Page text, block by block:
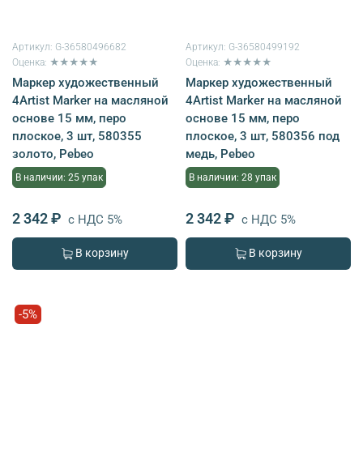
Артикул: G-36580496682
Оценка: ★★★★★
Маркер художественный
4Artist Marker на масляной
основе 15 мм, перо
плоское, 3 шт, 580355
золото, Pebeo
В наличии: 25 упак
2 342 ₽ с НДС 5%
В корзину
Артикул: G-36580499192
Оценка: ★★★★★
Маркер художественный
4Artist Marker на масляной
основе 15 мм, перо
плоское, 3 шт, 580356 под
медь, Pebeo
В наличии: 28 упак
2 342 ₽ с НДС 5%
В корзину
-5%